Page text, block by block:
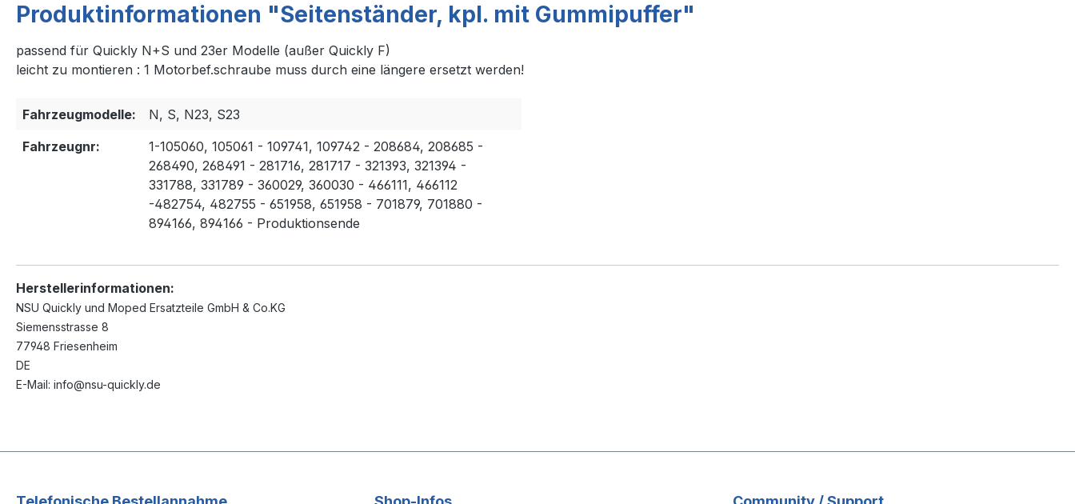
Produktinformationen "Seitenständer, kpl. mit Gummipuffer"
passend für Quickly N+S und 23er Modelle (außer Quickly F)
leicht zu montieren : 1 Motorbef.schraube muss durch eine längere ersetzt werden!
Fahrzeugmodelle:
N, S, N23, S23
Fahrzeugnr:
1-105060, 105061 - 109741, 109742 - 208684, 208685 -
268490, 268491 - 281716, 281717 - 321393, 321394 -
331788, 331789 - 360029, 360030 - 466111, 466112
-482754, 482755 - 651958, 651958 - 701879, 701880 -
894166, 894166 - Produktionsende
Herstellerinformationen:
NSU Quickly und Moped Ersatzteile GmbH & Co.KG
Siemensstrasse 8
77948 Friesenheim
DE
E-Mail: info@nsu-quickly.de